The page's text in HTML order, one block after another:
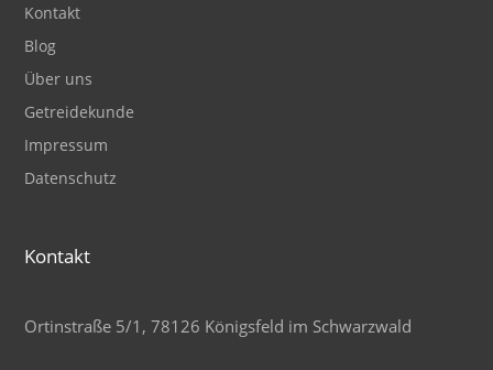
Kontakt
Blog
Über uns
Getreidekunde
Impressum
Datenschutz
Kontakt
Ortinstraße 5/1, 78126 Königsfeld im Schwarzwald